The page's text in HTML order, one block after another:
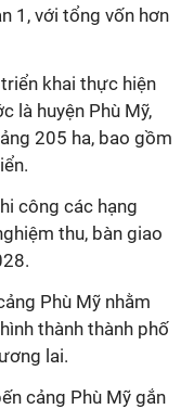
1, với tổng vốn hơn
khai thực hiện
là huyện Phù Mỹ,
205 ha, bao gồm
công các hạng
thu, bàn giao
Phù Mỹ nhằm
thành thành phố
lai.
cảng Phù Mỹ gắn